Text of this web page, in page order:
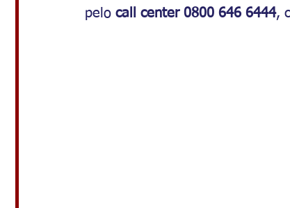
pelo call center 0800 646 6444,